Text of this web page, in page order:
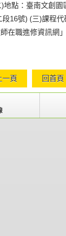
地點：臺南文創園
16號) (三)課程代
在職進修資訊網
一頁 回首頁